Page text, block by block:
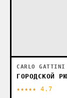
CARLO GATTINI
ГОРОДСКОЙ
★★★★★ 4.7